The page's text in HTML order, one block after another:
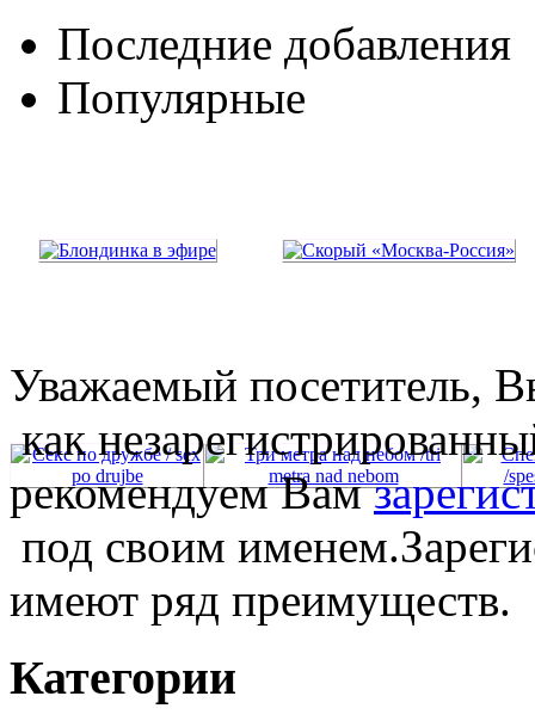
Последние добавления
Популярные
Уважаемый посетитель,
как
рекомендуем Вам
под своим
имеют ряд преимуществ.
Категории